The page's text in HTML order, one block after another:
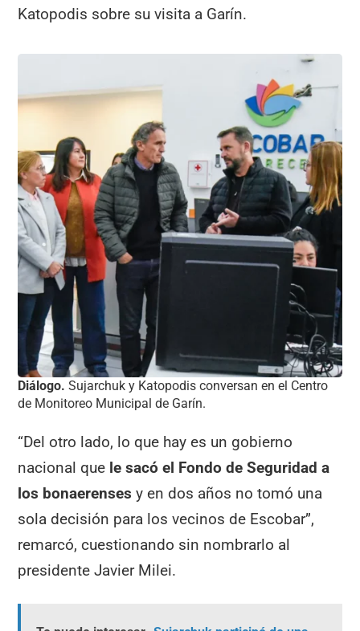
Katopodis sobre su visita a Garín.
Diálogo. Sujarchuk y Katopodis conversan en el Centro
de Monitoreo Municipal de Garín.
“Del otro lado, lo que hay es un gobierno
nacional que le sacó el Fondo de Seguridad a
los bonaerenses y en dos años no tomó una
sola decisión para los vecinos de Escobar”,
remarcó, cuestionando sin nombrarlo al
presidente Javier Milei.